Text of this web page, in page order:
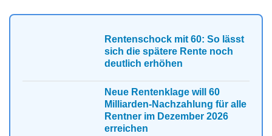
Rentenschock mit 60: So lässt
sich die spätere Rente noch
deutlich erhöhen
Neue Rentenklage will 60
Milliarden-Nachzahlung für alle
Rentner im Dezember 2026
erreichen